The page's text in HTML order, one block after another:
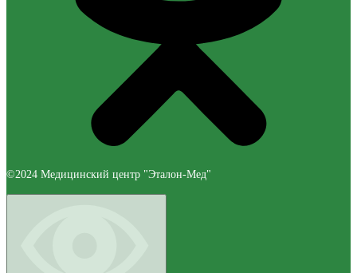
©2024 Медицинский центр "Эталон-Мед"